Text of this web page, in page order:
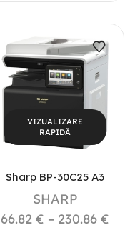
VIZUALIZARE
RAPIDĂ
Sharp BP-30C25 A3
SHARP
66.82 € – 230.86 €